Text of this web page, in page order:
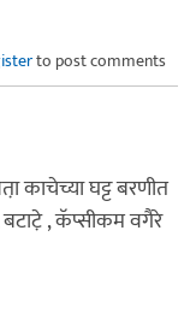
to post comments
काचेच्या घट्ट बरणीत
, कॅप्सीकम वगैरे